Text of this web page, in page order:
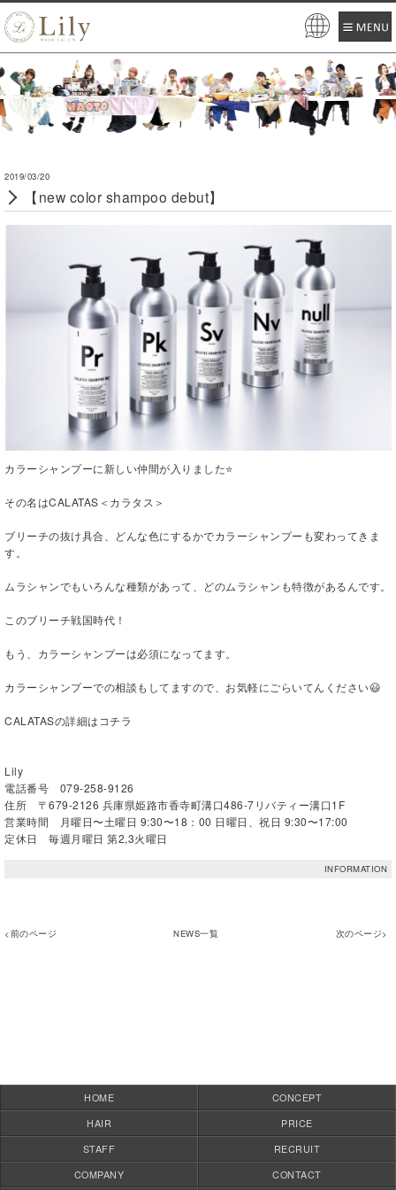
ered
by
2019/03/20
【new color shampoo debut】
カラーシャンプーに新しい仲間が入りました⭐️
その名はCALATAS＜カラタス＞
ブリーチの抜け具合、どんな色にするかでカラーシャンプーも変わってきま
す。
ムラシャンでもいろんな種類があって、どのムラシャンも特徴があるんです。
このブリーチ戦国時代！
もう、カラーシャンプーは必須になってます。
カラーシャンプーでの相談もしてますので、お気軽にごらいてんください😃
CALATASの詳細はコチラ
Lily
電話番号 079-258-9126
住所 〒679-2126 兵庫県姫路市香寺町溝口486-7リバティー溝口1F
営業時間 月曜日〜土曜日 9:30〜18：00 日曜日、祝日 9:30〜17:00
定休日 毎週月曜日 第2,3火曜日
INFORMATION
<前のページ NEWS一覧 次のページ>
HOME
CONCEPT
HAIR
PRICE
STAFF
RECRUIT
COMPANY
CONTACT